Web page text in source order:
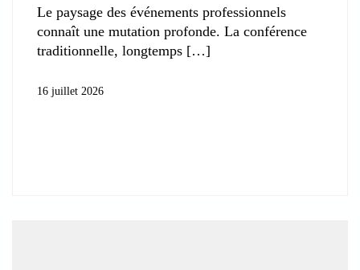
Le paysage des événements professionnels
connaît une mutation profonde. La conférence
traditionnelle, longtemps
16 juillet 2026